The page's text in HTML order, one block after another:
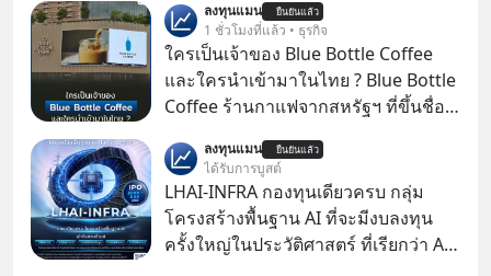
ลงทุนแมน ยืนยันแล้ว
1 ชั่วโมงที่แล้ว • ธุรกิจ
ใครเป็นเจ้าของ Blue Bottle Coffee
และใครนำเข้ามาในไทย ? Blue Bottle
Coffee ร้านกาแฟจากสหรัฐฯ ที่ขึ้นชื่อ
แรกในประเทศไทย ที่ Central Park
ลงทุนแมน ยืนยันแล้ว
ได้รับการบูสต์
LHAI-INFRA กองทุนเดียวครบ กลุ่ม
โครงสร้างพื้นฐาน AI ที่จะมีงบลงทุน
ครั้งใหญ่ในประวัติศาสตร์ ที่เรียกว่า AI